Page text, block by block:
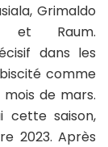
Grimaldo
et Raum.
dans les
comme
de mars.
cette saison,
2023. Après